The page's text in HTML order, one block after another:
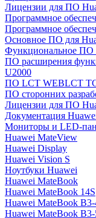
Лицензии для ПО
Программное
Программное
Основное ПО для
Функциональное ПО
ПО расширения
U2000
ПО LCT WEBLCT
ПО сторонних
Лицензии для ПО
Документация
Мониторы и LED-
Huawei MateView
Huawei Display
Huawei Vision S
Ноутбуки Huawei
Huawei MateBook
Huawei MateBook 14S
Huawei MateBook
Huawei MateBook